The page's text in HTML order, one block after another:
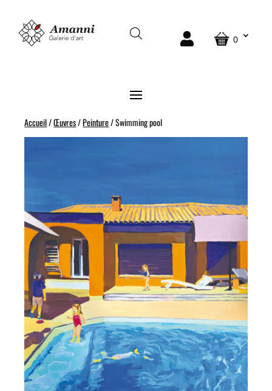
0
Accueil/Œuvres/Peinture/ Swimming pool